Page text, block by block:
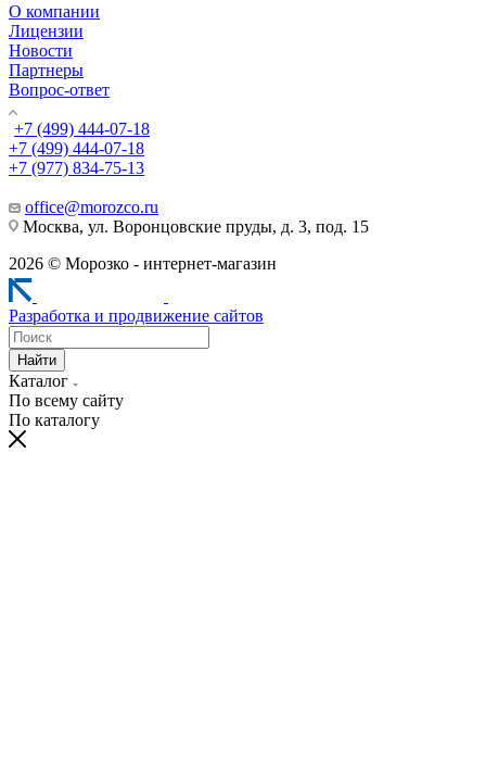
О компании
Лицензии
Новости
Партнеры
Вопрос-ответ
+7 (499) 444-07-18
+7 (499) 444-07-18
+7 (977) 834-75-13
office@morozco.ru
Москва, ул. Воронцовские пруды, д. 3, под. 15
2026 © Морозко - интернет-магазин
Разработка и продвижение сайтов
Найти
Каталог
По всему сайту
По каталогу